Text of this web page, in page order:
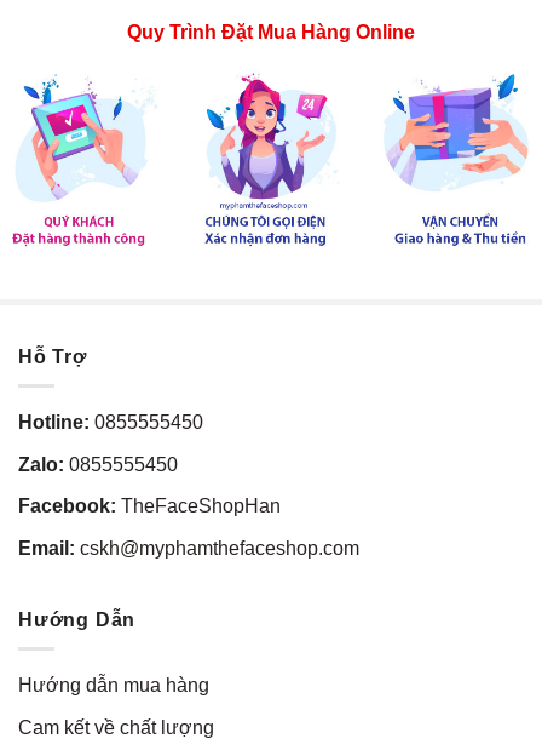
Quy Trình Đặt Mua Hàng Online
Hỗ Trợ
Hotline: 0855555450
Zalo: 0855555450
Facebook: TheFaceShopHan
Email: cskh@myphamthefaceshop.com
Hướng Dẫn
Hướng dẫn mua hàng
Cam kết về chất lượng